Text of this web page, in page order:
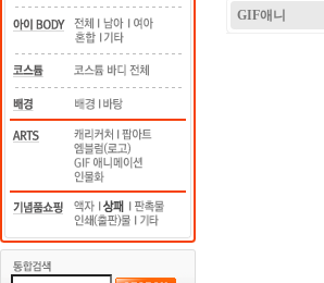
GIF애니